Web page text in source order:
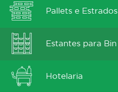
Pallets e Estrados
Estantes para Bin
Hotelaria